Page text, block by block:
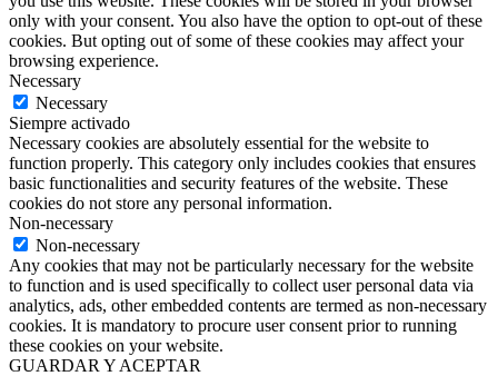
only with your consent. You also have the option to opt-out of these
cookies. But opting out of some of these cookies may affect your
browsing experience.
Necessary
Necessary
Siempre activado
Necessary cookies are absolutely essential for the website to
function properly. This category only includes cookies that ensures
basic functionalities and security features of the website. These
cookies do not store any personal information.
Non-necessary
Non-necessary
Any cookies that may not be particularly necessary for the website
to function and is used specifically to collect user personal data via
analytics, ads, other embedded contents are termed as non-necessary
cookies. It is mandatory to procure user consent prior to running
these cookies on your website.
GUARDAR Y ACEPTAR